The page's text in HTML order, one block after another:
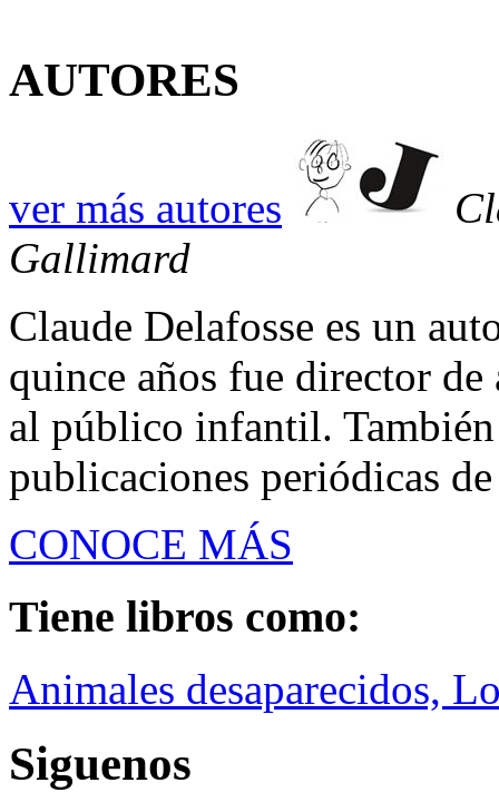
AUTORES
ver más autores
Gallimard
Claude Delafosse es un
quince años fue director
al público infantil.
publicaciones periódicas
CONOCE MÁS
Tiene libros como:
Animales desaparecidos,
Siguenos